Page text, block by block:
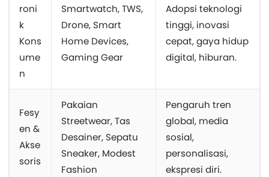
roni
k
Kons
ume
n
Smartwatch, TWS,
Drone, Smart
Home Devices,
Gaming Gear
Adopsi teknologi
tinggi, inovasi
cepat, gaya hidup
digital, hiburan.
Fesy
en &
Akse
soris
Pakaian
Streetwear, Tas
Desainer, Sepatu
Sneaker, Modest
Fashion
Pengaruh tren
global, media
sosial,
personalisasi,
ekspresi diri.